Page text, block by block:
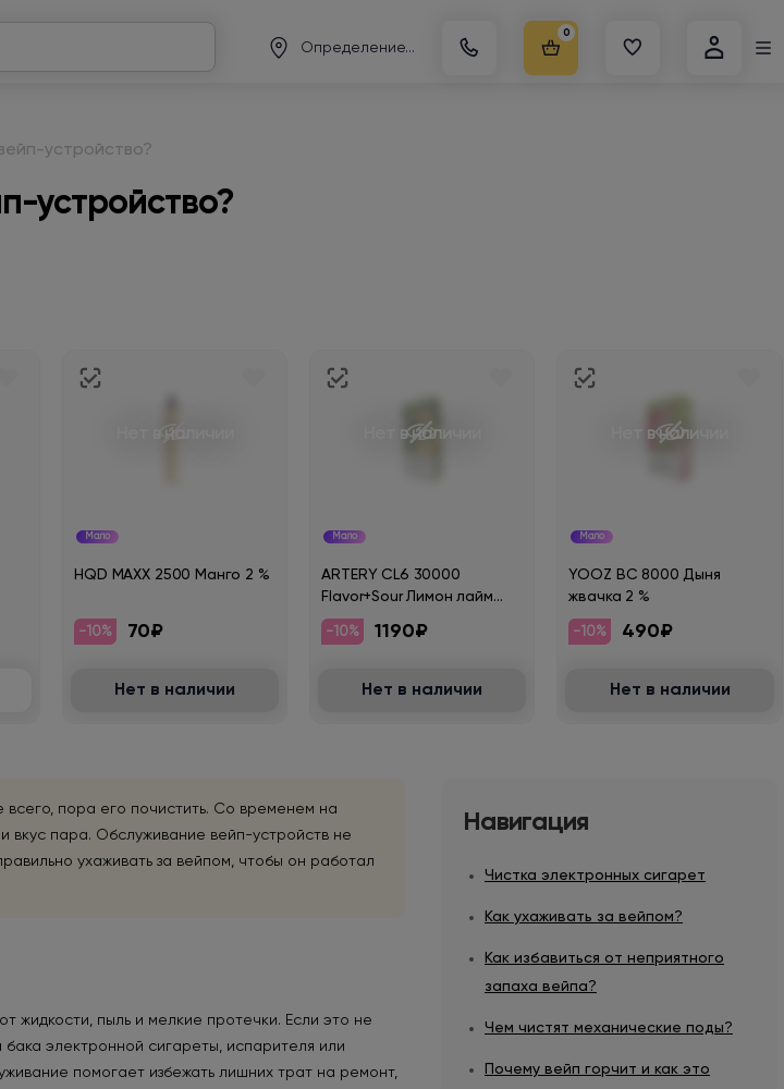
Определение...
0
устройство?
устройство?
Мало
Нет в наличии
HQD MAXX 2500 Манго 2 %
-10% 70₽
Нет в наличии
Мало
Нет в наличии
ARTERY CL6 30000
Flavor+Sour Лимон лайм
груша 2%
-10%
1190₽
Нет в наличии
Мало
Нет в наличии
YOOZ BC 8000 Дыня
жвачка 2 %
-10% 490₽
Нет в наличии
пора его почистить. Со временем на
вкус пара. Обслуживание вейп-устройств не
ухаживать за вейпом, чтобы он работал
жидкости, пыль и мелкие протечки. Если это не
электронной сигареты, испарителя или
помогает избежать лишних трат на ремонт,
Навигация
Чистка электронных сигарет
Как ухаживать за вейпом?
Как избавиться от неприятного
запаха вейпа?
Чем чистят механические поды?
Почему вейп горчит и как это